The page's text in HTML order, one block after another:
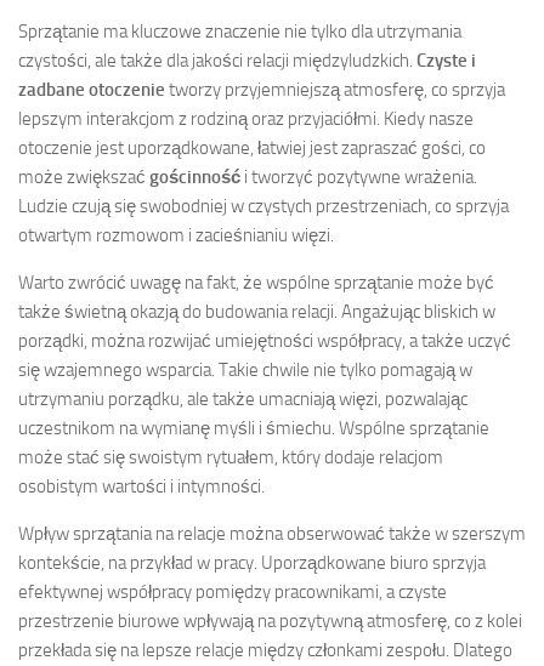
Sprzątanie ma kluczowe znaczenie nie tylko dla utrzymania
czystości, ale także dla jakości relacji międzyludzkich. Czyste i
zadbane otoczenie tworzy przyjemniejszą atmosferę, co sprzyja
lepszym interakcjom z rodziną oraz przyjaciółmi. Kiedy nasze
otoczenie jest uporządkowane, łatwiej jest zapraszać gości, co
może zwiększać gościnność i tworzyć pozytywne wrażenia.
Ludzie czują się swobodniej w czystych przestrzeniach, co sprzyja
otwartym rozmowom i zacieśnianiu więzi.
Warto zwrócić uwagę na fakt, że wspólne sprzątanie może być
także świetną okazją do budowania relacji. Angażując bliskich w
porządki, można rozwijać umiejętności współpracy, a także uczyć
się wzajemnego wsparcia. Takie chwile nie tylko pomagają w
utrzymaniu porządku, ale także umacniają więzi, pozwalając
uczestnikom na wymianę myśli i śmiechu. Wspólne sprzątanie
może stać się swoistym rytuałem, który dodaje relacjom
osobistym wartości i intymności.
Wpływ sprzątania na relacje można obserwować także w szerszym
kontekście, na przykład w pracy. Uporządkowane biuro sprzyja
efektywnej współpracy pomiędzy pracownikami, a czyste
przestrzenie biurowe wpływają na pozytywną atmosferę, co z kolei
przekłada się na lepsze relacje między członkami zespołu. Dlatego